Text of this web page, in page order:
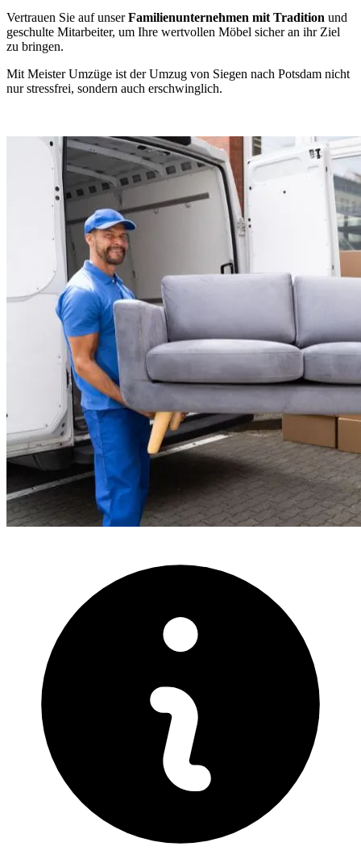
Vertrauen Sie auf unserFamilienunternehmen mit Tradition und
geschulte Mitarbeiter, um Ihre wertvollen Möbel sicher an ihr Ziel
zu bringen.
Mit Meister Umzüge ist der Umzug von Siegen nach Potsdam nicht
nur stressfrei, sondern auch erschwinglich.